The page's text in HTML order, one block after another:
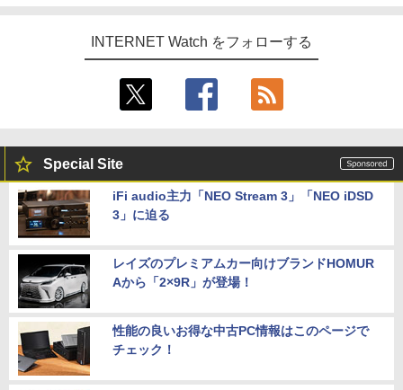
INTERNET Watch をフォローする
Special Site
iFi audio主力「NEO Stream 3」「NEO iDSD
3」に迫る
レイズのプレミアムカー向けブランドHOMUR
Aから「2×9R」が登場！
性能の良いお得な中古PC情報はこのページで
チェック！